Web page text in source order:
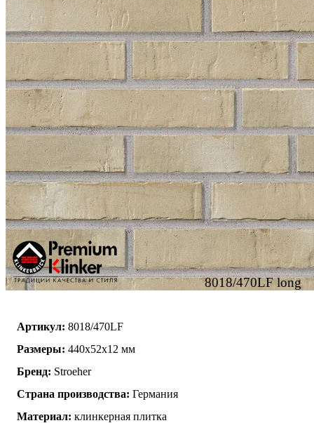
8018/470LF long
Артикул: 8018/470LF
Размеры: 440x52x12 мм
Бренд: Stroeher
Страна производства: Германия
Материал: клинкерная плитка